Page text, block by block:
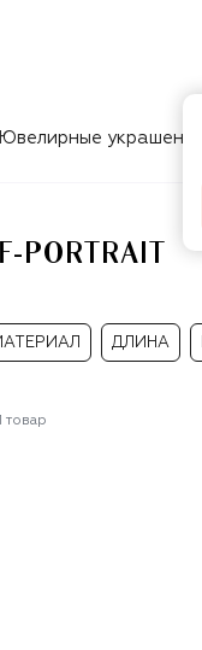
Ювелирные украшения
ДЛИНА
товар